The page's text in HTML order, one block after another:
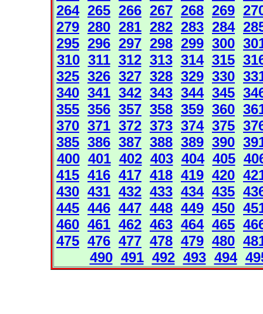
264 265 266 267 268 269
279 280 281 282 283 284
295 296 297 298 299 300
310 311 312 313 314 315
325 326 327 328 329 330
340 341 342 343 344 345
355 356 357 358 359 360
370 371 372 373 374 375
385 386 387 388 389 390
400 401 402 403 404 405
415 416 417 418 419 420
430 431 432 433 434 435
445 446 447 448 449 450
460 461 462 463 464 465
475 476 477 478 479 480
490 491 492 493 494